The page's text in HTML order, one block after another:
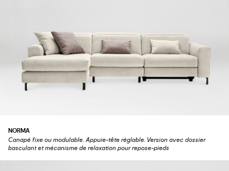
NORMA
Canapé fixe ou modulable. Appuie-tête réglable. Version avec dossier
basculant et mécanisme de relaxation pour repose-pieds